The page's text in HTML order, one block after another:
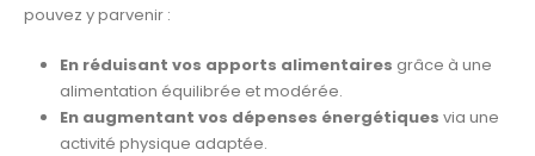
pouvez y parvenir :
En réduisant vos apports alimentaires grâce à une
alimentation équilibrée et modérée.
En augmentant vos dépenses énergétiques via une
activité physique adaptée.